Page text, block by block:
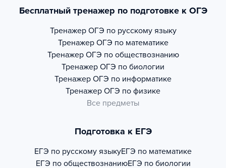
Бесплатный тренажер по подготовке к ОГЭ
Тренажер ОГЭ по русскому языку
Тренажер ОГЭ по математике
Тренажер ОГЭ по обществознанию
Тренажер ОГЭ по биологии
Тренажер ОГЭ по информатике
Тренажер ОГЭ по физике
Все предметы
Подготовка к ЕГЭ
ЕГЭ по русскому языкуЕГЭ по математике
ЕГЭ по обществознаниюЕГЭ по биологии